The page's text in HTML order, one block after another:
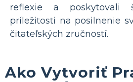
reflexie a poskytovali
príležitosti na posilnenie
čitateľských zručností.
Ako Vytvoriť